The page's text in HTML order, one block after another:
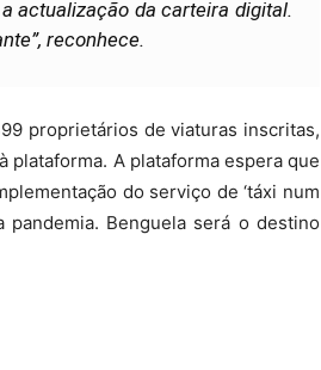
actualização da carteira digital.
reconhece.
proprietários de viaturas inscritas,
plataforma. A plataforma espera que
do serviço de ‘táxi num
pandemia. Benguela será o destino